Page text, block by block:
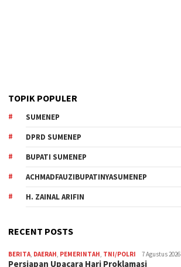
TOPIK POPULER
SUMENEP
DPRD SUMENEP
BUPATI SUMENEP
ACHMADFAUZIBUPATINYASUMENEP
H. ZAINAL ARIFIN
RECENT POSTS
BERITA, DAERAH, PEMERINTAH, TNI/POLRI 7 Agustus 2026
Persiapan Upacara Hari Proklamasi